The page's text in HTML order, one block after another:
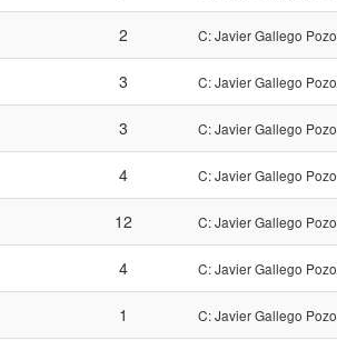
2 C: Javier Gallego Pozo
3 C: Javier Gallego Pozo
3 C: Javier Gallego Pozo
4 C: Javier Gallego Pozo
12 C: Javier Gallego Pozo
4 C: Javier Gallego Pozo
1 C: Javier Gallego Pozo